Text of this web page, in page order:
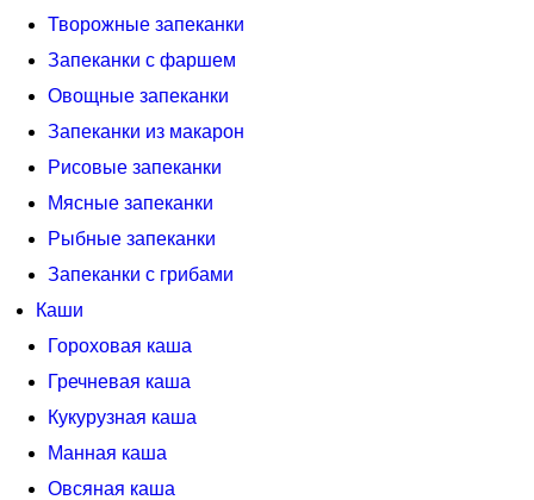
Творожные запеканки
Запеканки с фаршем
Овощные запеканки
Запеканки из макарон
Рисовые запеканки
Мясные запеканки
Рыбные запеканки
Запеканки с грибами
Каши
Гороховая каша
Гречневая каша
Кукурузная каша
Манная каша
Овсяная каша